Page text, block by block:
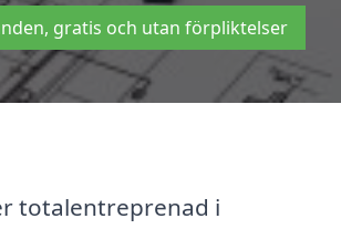
gratis och utan förpliktelser
totalentreprenad i